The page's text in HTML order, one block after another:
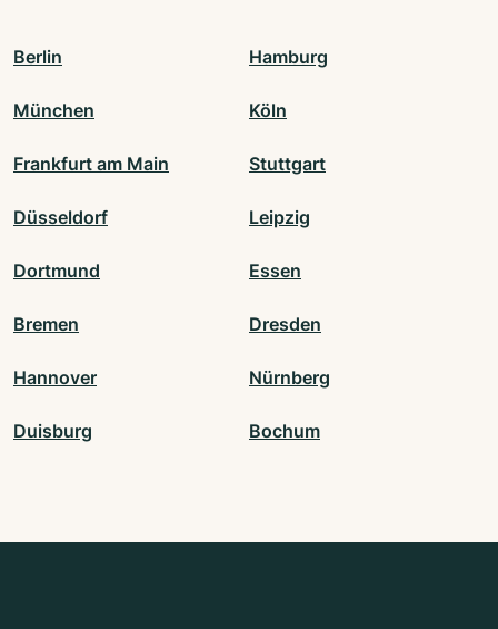
Berlin Hamburg
München Köln
Frankfurt am Main Stuttgart
Düsseldorf Leipzig
Dortmund Essen
Bremen Dresden
Hannover Nürnberg
Duisburg Bochum